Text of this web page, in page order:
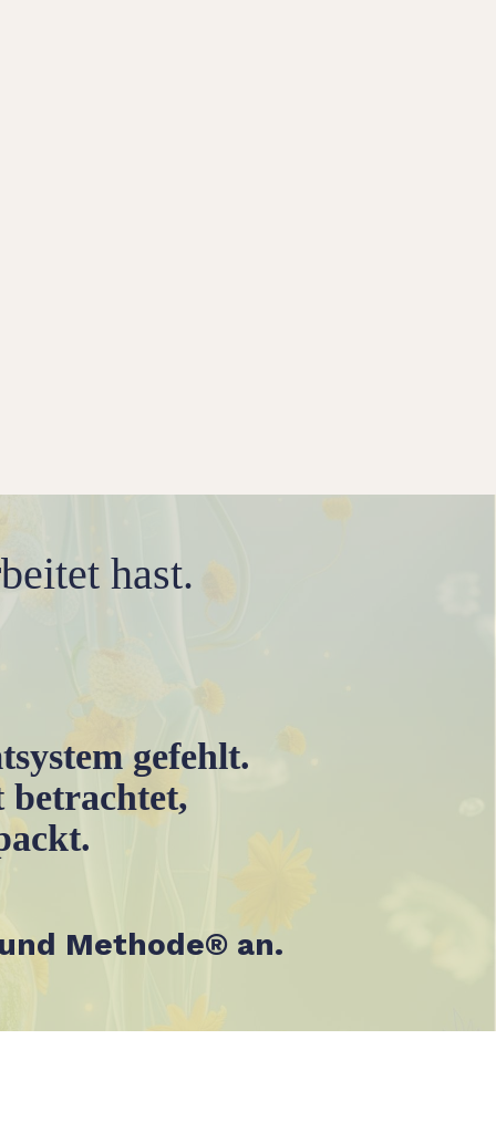
hast.
gefehlt.
betrachtet,
Methode® an.